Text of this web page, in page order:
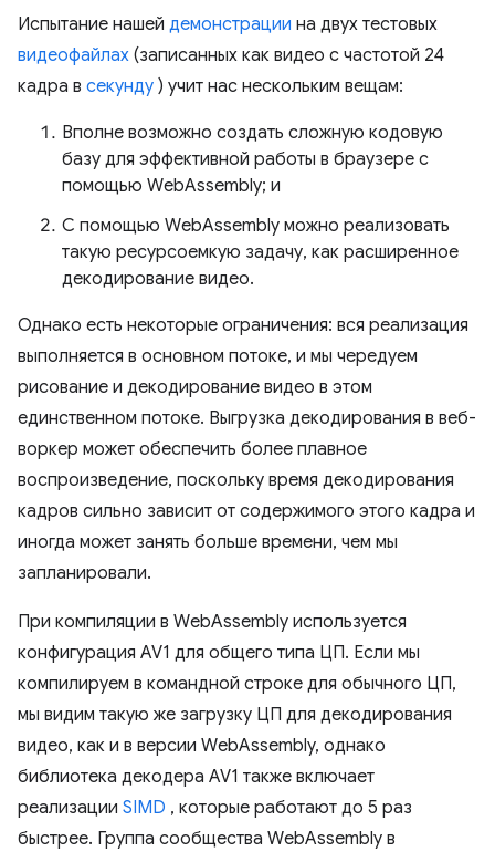
Испытание нашей демонстрации на двух тестовых
видеофайлах (записанных как видео с частотой 24
кадра в секунду ) учит нас нескольким вещам:
Вполне возможно создать сложную кодовую
базу для эффективной работы в браузере с
помощью WebAssembly; и
С помощью WebAssembly можно реализовать
такую ​​ресурсоемкую задачу, как расширенное
декодирование видео.
Однако есть некоторые ограничения: вся реализация
выполняется в основном потоке, и мы чередуем
рисование и декодирование видео в этом
единственном потоке. Выгрузка декодирования в веб-
воркер может обеспечить более плавное
воспроизведение, поскольку время декодирования
кадров сильно зависит от содержимого этого кадра и
иногда может занять больше времени, чем мы
запланировали.
При компиляции в WebAssembly используется
конфигурация AV1 для общего типа ЦП. Если мы
компилируем в командной строке для обычного ЦП,
мы видим такую ​​же загрузку ЦП для декодирования
видео, как и в версии WebAssembly, однако
библиотека декодера AV1 также включает
реализации SIMD , которые работают до 5 раз
быстрее. Группа сообщества WebAssembly в